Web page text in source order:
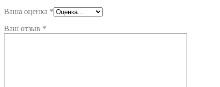
Ваша оценка *
Ваш отзыв *